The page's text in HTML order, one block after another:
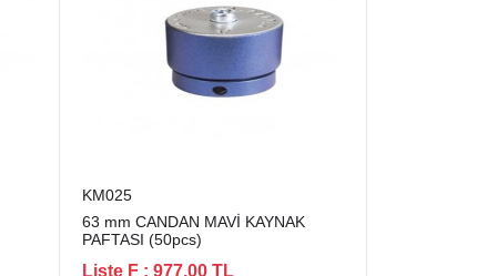
KM025
63 mm CANDAN MAVİ KAYNAK
PAFTASI (50pcs)
Liste F : 977,00 TL